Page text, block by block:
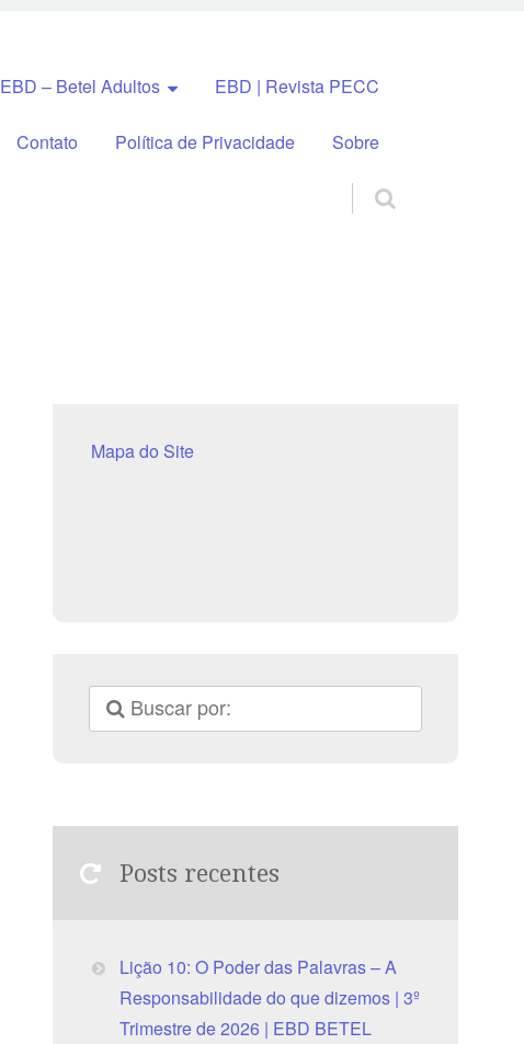
EBD – Betel Adultos EBD | Revista PECC
Contato Política de Privacidade Sobre
Mapa do Site
Posts recentes
Lição 10: O Poder das Palavras – A
Responsabilidade do que dizemos | 3º
Trimestre de 2026 | EBD BETEL